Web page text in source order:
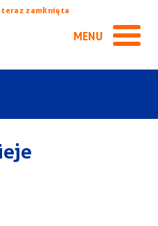
zamknięta
MENU